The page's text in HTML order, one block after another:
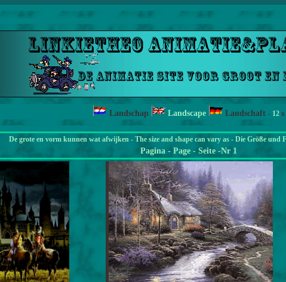
Landschap Landscape Landschaft - 12 x
De grote en vorm kunnen wat afwijken - The size and shape can vary as - Die Größe und
Pagina - Page - Seite -Nr 1